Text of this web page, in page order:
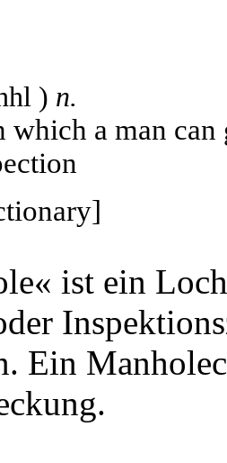
hl ) n.
which a man
ist ein
Ein